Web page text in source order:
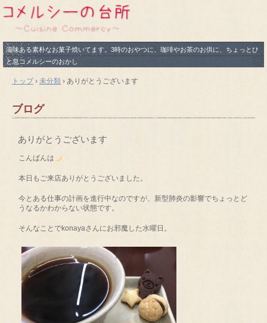
滋味ある素朴なお菓子焼いてます。3時のおやつに、珈琲やお茶のお供に、ちょっとひ
と息コメルシーのおかし
トップ› 未分類 › ありがとうございます
ブログ
ありがとうございます
こんばんは
本日もご来店ありがとうございました。
今とある仕事の計画を進行中なのですが、新型肺炎の影響でちょっとど
うなるかわからない状態です。
そんなことでkonayaさんにお邪魔した水曜日。